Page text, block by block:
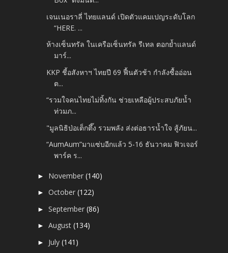
เจนเนอราลี่ ไทยแลนด์ เปิดตัวแคมเปญระดับโลก
“HERE. ...
ห้างเซ็นทรัล ในเครือเซ็นทรัล รีเทล ตอกย้ำแลนด์
มาร์...
KKP ชี้อสังหาฯ ไทยปี 69 ฟื้นตัวช้า กำลังซื้ออ่อน
ต...
“รวมใจคนไทยไม่ทิ้งกัน ช่วยเหลือผู้ประสบภัยน้ำ
ท่วมภ...
"มูลนิธิป่อเต็กตึ๊ง รวมพลัง ส่งต่อธารน้ำใจ สู้ภัยน...
“AumAum”มาแซ่บอีกแล้ว 5-16 ธันวาคม ฟิวเจอร์
พาร์ค ร...
► November(140)
►October(122)
►September(86)
►August(134)
► July(141)